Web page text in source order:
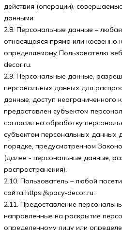
действия (операции),
данными.
2.8. Персональные данные –
относящаяся прямо или косвенно
определяемому Пользователю
decor.ru.
2.9. Персональные данные,
персональных данных для
данные, доступ неограниченного
предоставлен субъектом
согласия на обработку
субъектом персональных данных
порядке, предусмотренном
(далее - персональные данные,
распространения).
2.10. Пользователь – любой
сайта https://spacy-decor.ru.
2.11. Предоставление
направленные на раскрытие
определенному лицу или